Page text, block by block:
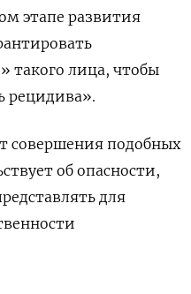
этапе развития
такого лица, чтобы
рецидива».
совершения подобных
об опасности,
для